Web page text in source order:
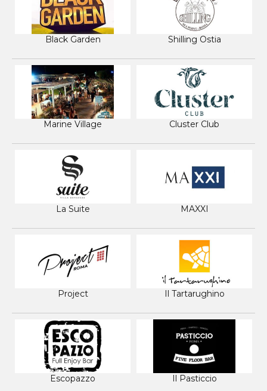
Black Garden Shilling Ostia
Marine Village Cluster Club
La Suite MAXXI
Project Il Tartarughino
Escopazzo Il Pasticcio